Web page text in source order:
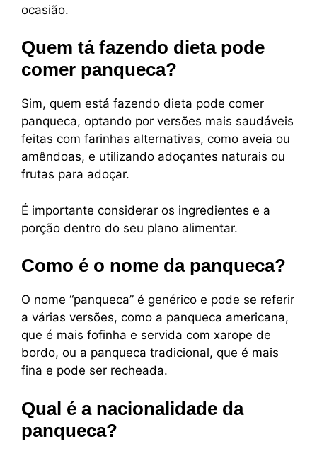
ocasião.
Quem tá fazendo dieta pode
comer panqueca?
Sim, quem está fazendo dieta pode comer
panqueca, optando por versões mais saudáveis
feitas com farinhas alternativas, como aveia ou
amêndoas, e utilizando adoçantes naturais ou
frutas para adoçar.
É importante considerar os ingredientes e a
porção dentro do seu plano alimentar.
Como é o nome da panqueca?
O nome “panqueca” é genérico e pode se referir
a várias versões, como a panqueca americana,
que é mais fofinha e servida com xarope de
bordo, ou a panqueca tradicional, que é mais
fina e pode ser recheada.
Qual é a nacionalidade da
panqueca?